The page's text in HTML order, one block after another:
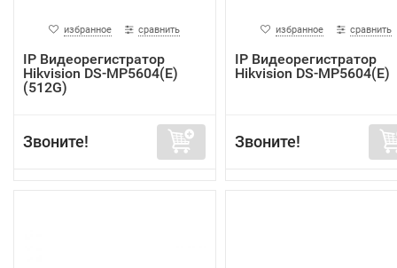
избранное сравнить
IP Видеорегистратор
Hikvision DS-MP5604(E)
(512G)
Звоните!
избранное сравнить
IP Видеорегистратор
Hikvision DS-MP5604(E)
Звоните!